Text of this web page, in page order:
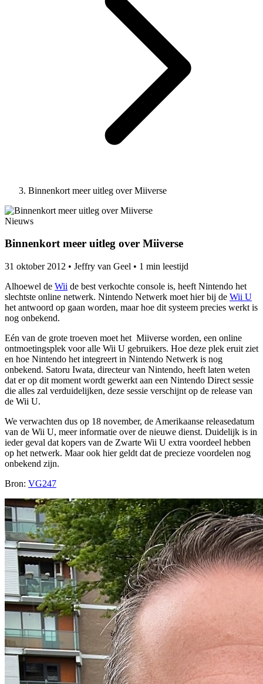
Binnenkort meer uitleg over Miiverse
Nieuws
Binnenkort meer uitleg over Miiverse
31 oktober 2012 • Jeffry van Geel • 1 min leestijd
Alhoewel de Wii de best verkochte console is, heeft Nintendo het
slechtste online netwerk. Nintendo Netwerk moet hier bij de Wii U
het antwoord op gaan worden, maar hoe dit systeem precies werkt is
nog onbekend.
Eén van de grote troeven moet het Miiverse worden, een online
ontmoetingsplek voor alle Wii U gebruikers. Hoe deze plek eruit ziet
en hoe Nintendo het integreert in Nintendo Netwerk is nog
onbekend. Satoru Iwata, directeur van Nintendo, heeft laten weten
dat er op dit moment wordt gewerkt aan een Nintendo Direct sessie
die alles zal verduidelijken, deze sessie verschijnt op de release van
de Wii U.
We verwachten dus op 18 november, de Amerikaanse releasedatum
van de Wii U, meer informatie over de nieuwe dienst. Duidelijk is in
ieder geval dat kopers van de Zwarte Wii U extra voordeel hebben
op het netwerk. Maar ook hier geldt dat de precieze voordelen nog
onbekend zijn.
Bron: VG247